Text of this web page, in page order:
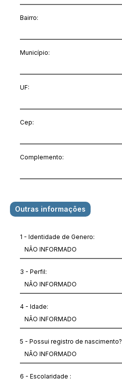
Bairro:
Município:
UF:
Cep:
Complemento:
Outras informações
1 - Identidade de Genero:
3 - Perfil:
4 - Idade:
5 - Possui registro de nascimento?
6 - Escolaridade :